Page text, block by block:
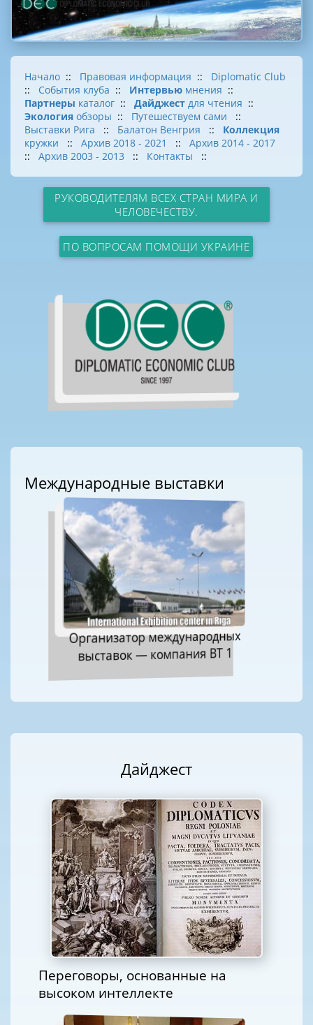
Начало :: Правовая информация :: Diplomatic Club
:: События клуба :: Интервью мнения ::
Партнеры каталог :: Дайджест для чтения ::
Экология обзоры :: Путешествуем сами
::
Выставки Рига
:: Балатон Венгрия :: Коллекция
кружки
:: Архив 2018 - 2021 :: Архив 2014 - 2017
:: Архив 2003 - 2013 :: Контакты ::
РУКОВОДИТЕЛЯМ ВСЕХ СТРАН МИРА И
ЧЕЛОВЕЧЕСТВУ.
ПО ВОПРОСАМ ПОМОЩИ УКРАИНЕ
Международные выставки
Организатор международных
выставок — компания ВТ 1
Дайджест
Переговоры, основанные на
высоком интеллекте